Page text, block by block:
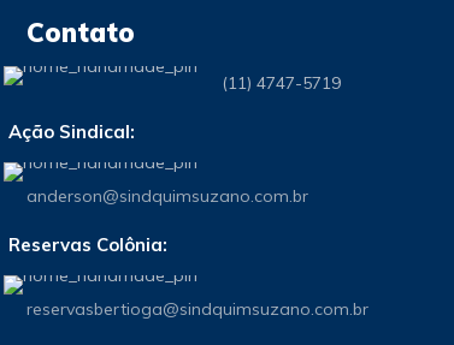
Contato
(11) 4747-5719
Ação Sindical:
anderson@sindquimsuzano.com.br
Reservas Colônia:
reservasbertioga@sindquimsuzano.com.br